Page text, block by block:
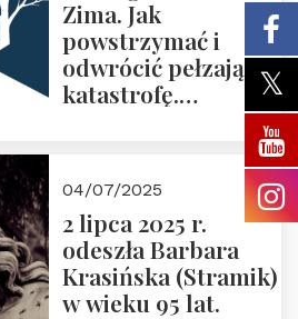
Zima. Jak
powstrzymać i
odwrócić pełzającą
katastrofę.
pierwsze spotkanie
Nowego
Ćwierćwiecza”
04/07/2025
2 lipca 2025 r.
odeszła Barbara
Krasińska (Stramik)
w wieku 95 lat.